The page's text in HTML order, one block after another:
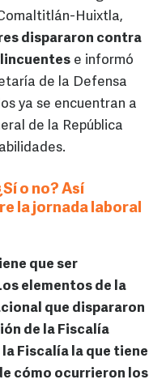
Huixtla,
dispararon contra
e informó
de la Defensa
ya se encuentran a
de la República
o no? Así
la jornada laboral
que ser
elementos de la
que dispararon
de la Fiscalía
la Fiscalía la que tiene
cómo ocurrieron los